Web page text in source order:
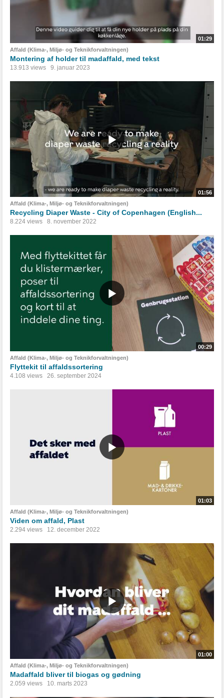
01:29
Affald (Klima-, Miljø- og Teknikforvaltningen)
Montering af holder til madaffald, med tekst
13.913 views 9. januar 2023
01:56
Affald (Klima-, Miljø- og Teknikforvaltningen)
Recycling Diaper Waste - City of Copenhagen (English...
8.224 views 8. november 2022
00:29
Affald (Klima-, Miljø- og Teknikforvaltningen)
Flyttekit til affaldssortering
4.108 views 26. september 2024
01:03
Affald (Klima-, Miljø- og Teknikforvaltningen)
Viden om affald, Plast
2.294 views 12. december 2022
01:00
Affald (Klima-, Miljø- og Teknikforvaltningen)
Madaffald bliver til biogas og gødning
2.059 views 10. marts 2023